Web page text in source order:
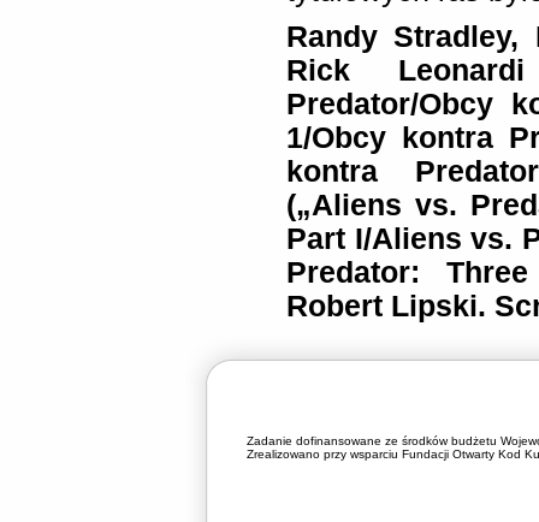
Randy Stradley,
Rick
Predator/Obcy
1/Obcy kontra
kontra
(„Aliens vs.
Part I/Aliens vs.
Predator:
Robert Lipski.
Zadanie dofinansowane ze środków budżetu
Zrealizowano przy wsparciu Fundacji Otwarty Kod